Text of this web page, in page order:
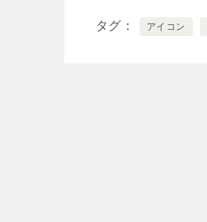
タグ アイコン